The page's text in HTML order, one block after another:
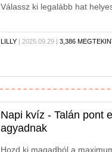
Válassz ki legalább hat
LILLY | 2025.09.29 |3,386
Napi kvíz - Talán pont
agyadnak
Hozd ki magadból a